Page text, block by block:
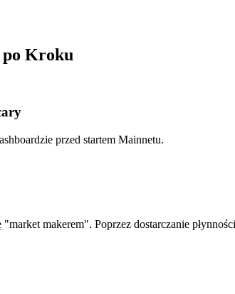
Kroku
przed startem Mainnetu.
makerem". Poprzez dostarczanie